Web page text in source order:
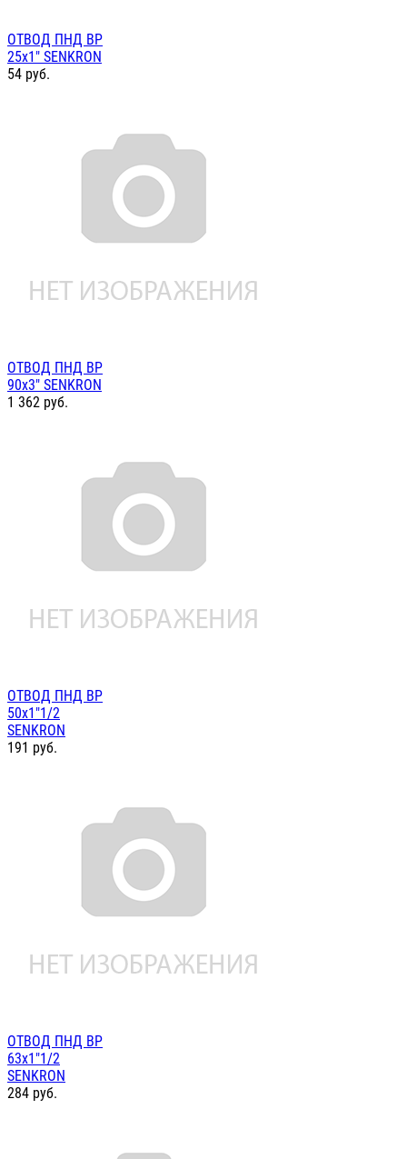
ОТВОД ПНД ВР
25х1" SENKRON
54 руб.
ОТВОД ПНД ВР
90х3" SENKRON
1 362 руб.
ОТВОД ПНД ВР
50х1"1/2
SENKRON
191 руб.
ОТВОД ПНД ВР
63х1"1/2
SENKRON
284 руб.